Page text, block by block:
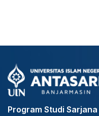
Program Studi